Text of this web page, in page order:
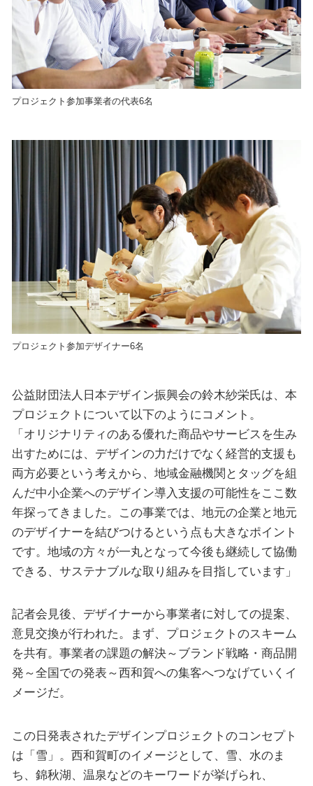
プロジェクト参加事業者の代表6名
プロジェクト参加デザイナー6名
公益財団法人日本デザイン振興会の鈴木紗栄氏は、本
プロジェクトについて以下のようにコメント。
「オリジナリティのある優れた商品やサービスを生み
出すためには、デザインの力だけでなく経営的支援も
両方必要という考えから、地域金融機関とタッグを組
んだ中小企業へのデザイン導入支援の可能性をここ数
年探ってきました。この事業では、地元の企業と地元
のデザイナーを結びつけるという点も大きなポイント
です。地域の方々が一丸となって今後も継続して協働
できる、サステナブルな取り組みを目指しています」
記者会見後、デザイナーから事業者に対しての提案、
意見交換が行われた。まず、プロジェクトのスキーム
を共有。事業者の課題の解決～ブランド戦略・商品開
発～全国での発表～西和賀への集客へつなげていくイ
メージだ。
この日発表されたデザインプロジェクトのコンセプト
は「雪」。西和賀町のイメージとして、雪、水のま
ち、錦秋湖、温泉などのキーワードが挙げられ、